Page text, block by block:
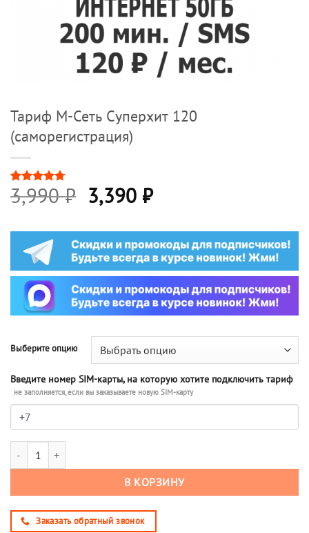
Тариф М-Сеть Суперхит 120
(саморегистрация)
Рейтинг
4.67из 5
9
3,990₽ 3,390 ₽
Выберите опцию
Введите номер SIM-карты, на которую хотите подключить тариф
не заполняется, если вы заказываете новую SIM-карту
Количество товара Тариф М-Сеть Суперхит 120 (саморегистрация)
В КОРЗИНУ
Заказать обратный звонок